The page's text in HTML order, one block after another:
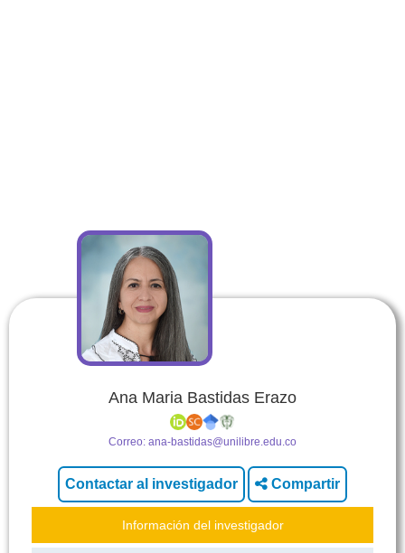
Ana Maria Bastidas Erazo
Correo: ana-bastidas@unilibre.edu.co
Compartir
Información del investigador